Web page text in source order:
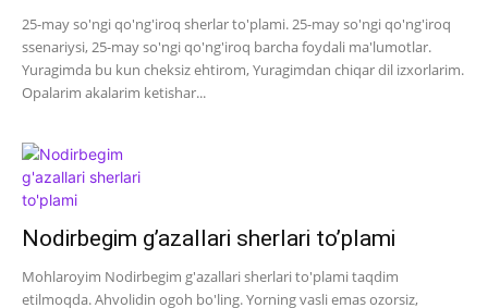
25-may so'ngi qo'ng'iroq sherlar to'plami. 25-may so'ngi qo'ng'iroq
ssenariysi, 25-may so'ngi qo'ng'iroq barcha foydali ma'lumotlar.
Yuragimda bu kun cheksiz ehtirom, Yuragimdan chiqar dil izxorlarim.
Opalarim akalarim ketishar...
Nodirbegim g’azallari sherlari to’plami
Mohlaroyim Nodirbegim g'azallari sherlari to'plami taqdim
etilmoqda. Ahvolidin ogoh bo'ling. Yorning vasli emas ozorsiz,